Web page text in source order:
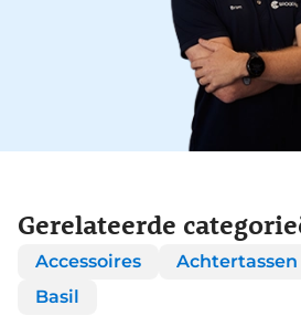
Gerelateerde
Accessoires Achtertassen
Basil